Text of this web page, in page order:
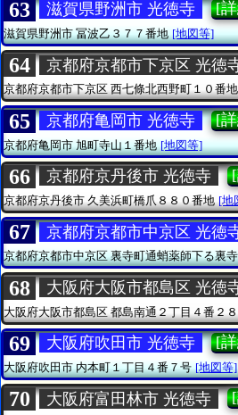
63 滋賀県野洲市 光徳寺 [
滋賀県野洲市冨波乙３７７番地 [地図等]
64 京都府京都市下京区 光徳
京都府京都市下京区西七條北西野町１０番地
65 京都府亀岡市 光徳寺 [
京都府亀岡市旭町寺山１番地 [地図等]
66 京都府京丹後市 光徳寺
京都府京丹後市 久美浜町橋爪８８０番地 [地
67 京都府京都市中京区 光徳
京都府京都市中京区裏寺町通蛸薬師下る裏
68 大阪府大阪市都島区 光徳
大阪府大阪市都島区 都島南通２丁目４番２
69 大阪府吹田市 光徳寺 [
大阪府吹田市内本町１丁目４番７号 [地図等]
70 大阪府富田林市 光徳寺